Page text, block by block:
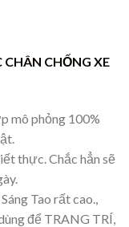
CHÂN CHỐNG XE
mô phỏng 100%
thực. Chắc hẳn sẽ
Tao rất cao.,
để TRANG TRÍ,